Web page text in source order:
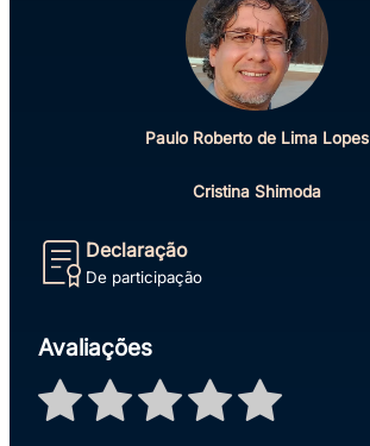
Paulo Roberto de Lima Lopes
Cristina Shimoda
Declaração
De participação
Avaliações